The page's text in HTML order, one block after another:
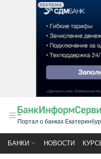
РЕКЛАМА
Портал о банках
БАНКИ НОВОСТИ